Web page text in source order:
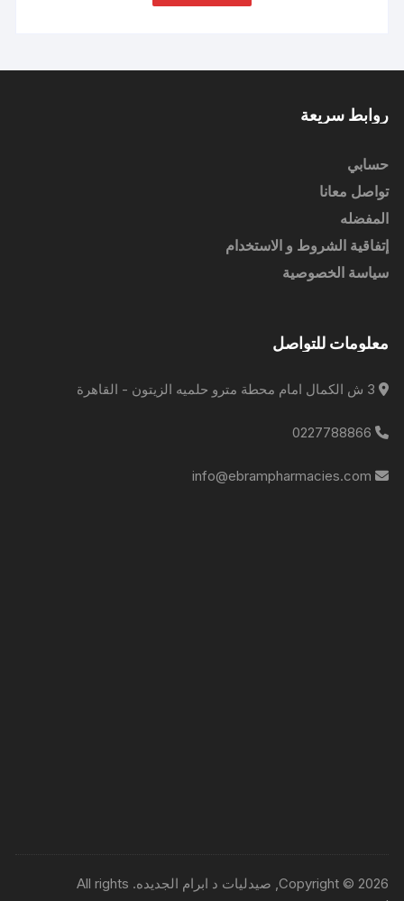
روابط سريعة
حسابي
تواصل معانا
المفضله
إتفاقية الشروط و الاستخدام
سياسة الخصوصية
معلومات للتواصل
Copyright © 2026, صيدليات د ابرام الجديده. All rights